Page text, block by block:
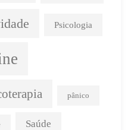
Psicologia
pânico
Saúde